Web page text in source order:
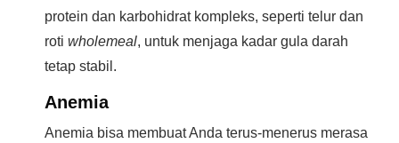
protein dan karbohidrat kompleks, seperti telur dan
roti wholemeal, untuk menjaga kadar gula darah
tetap stabil.
Anemia
Anemia bisa membuat Anda terus-menerus merasa